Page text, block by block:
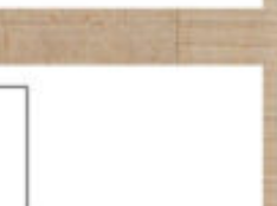
向き用】2025年